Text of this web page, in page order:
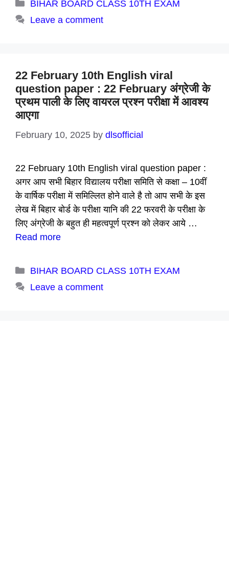
BIHAR BOARD CLASS 10TH EXAM
Leave a comment
22 February 10th English viral
question paper : 22 February अंग्रेजी के
प्रथम पाली के लिए वायरल प्रश्न परीक्षा में आवश्य
आएगा
February 10, 2025 by dlsofficial
22 February 10th English viral question paper :
अगर आप सभी बिहार विद्यालय परीक्षा समिति से कक्षा – 10वीं
के वार्षिक परीक्षा में समिल्लित होने वाले है तो आप सभी के इस
लेख में बिहार बोर्ड के परीक्षा यानि की 22 फरवरी के परीक्षा के
लिए अंग्रेजी के बहुत ही महत्वपूर्ण प्रश्न को लेकर आये …
Read more
Categories
BIHAR BOARD CLASS 10TH EXAM
Leave a comment